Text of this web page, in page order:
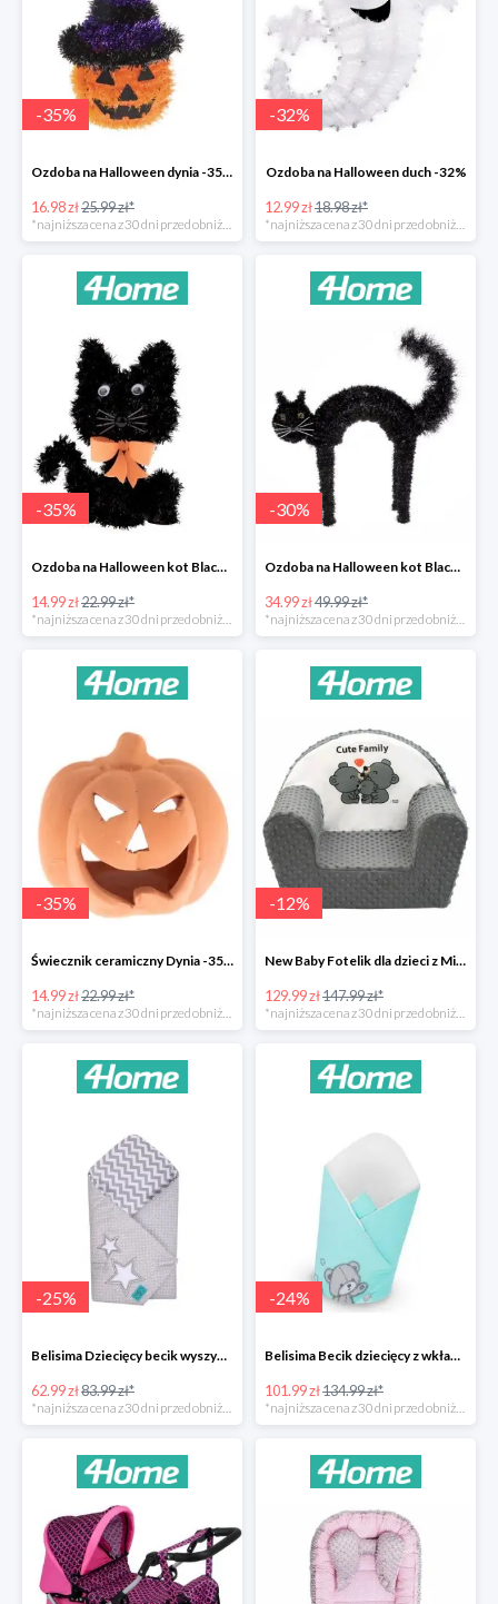
-35%
Ozdoba na Halloween dynia -35%
16.98 zł25.99 zł*
*najniższa cena z 30 dni przed obniżką
-32%
Ozdoba na Halloween duch -32%
12.99 zł18.98 zł*
*najniższa cena z 30 dni przed obniżką
-35%
Ozdoba na Halloween kot Blackie -35%
14.99 zł22.99 zł*
-30%
Ozdoba na Halloween kot Black -35%
34.99 zł49.99 zł*
-35%
Świecznik ceramiczny Dynia -35%
14.99 zł22.99 zł*
*najniższa cena z 30 dni przed obniżką
-12%
New Baby Fotelik dla dzieci z Minky Cute Family -12%
129.99 zł147.99 zł*
*najniższa cena z 30 dni przed obniżką
-25%
Belisima Dziecięcy becik wyszywany Gwiazdka -25%
62.99 zł83.99 zł*
-24%
Belisima Becik dziecięcy z wkładem kokosowym Teddy Bear -24%
101.99 zł134.99 zł*